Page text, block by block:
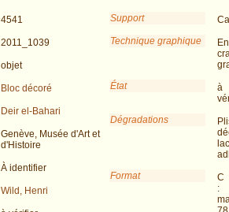
4541
2011_1039
objet
Bloc décoré
Deir el-Bahari
Genève, Musée d'Art et
d'Histoire
À identifier
Wild, Henri
Support
Technique graphique
État
à
Dégradations
Format
C
: